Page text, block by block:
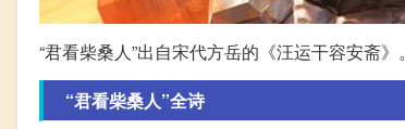
“君看柴桑人”出自宋代方岳的《汪运干容安斋》。
“君看柴桑人”全诗